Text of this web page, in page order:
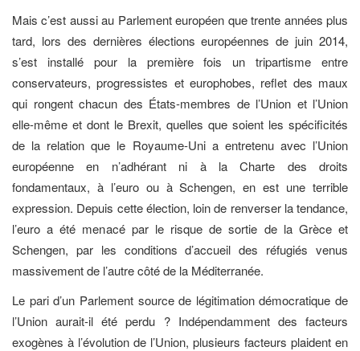
Mais c’est aussi au Parlement européen que trente années plus
tard, lors des dernières élections européennes de juin 2014,
s’est installé pour la première fois un tripartisme entre
conservateurs, progressistes et europhobes, reflet des maux
qui rongent chacun des États-membres de l’Union et l’Union
elle-même et dont le Brexit, quelles que soient les spécificités
de la relation que le Royaume-Uni a entretenu avec l’Union
européenne en n’adhérant ni à la Charte des droits
fondamentaux, à l’euro ou à Schengen, en est une terrible
expression. Depuis cette élection, loin de renverser la tendance,
l’euro a été menacé par le risque de sortie de la Grèce et
Schengen, par les conditions d’accueil des réfugiés venus
massivement de l’autre côté de la Méditerranée.
Le pari d’un Parlement source de légitimation démocratique de
l’Union aurait-il été perdu ? Indépendamment des facteurs
exogènes à l’évolution de l’Union, plusieurs facteurs plaident en